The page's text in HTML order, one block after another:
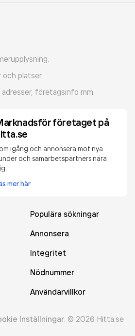
platser.
företagsinfo mm.
företaget på
igång och annonsera mot nya
och samarbetspartners nära
mer här
Populära sökningar
Annonsera
Integritet
Nödnummer
Användarvillkor
Inställningar. © 2026 Hitta.se